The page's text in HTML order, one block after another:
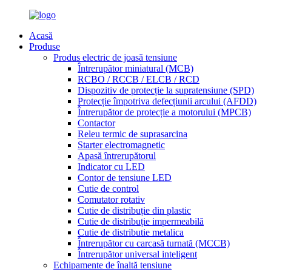
Acasă
Produse
Produs electric de joasă tensiune
Întrerupător miniatural (MCB)
RCBO / RCCB / ELCB / RCD
Dispozitiv de protecție la supratensiune (SPD)
Protecție împotriva defecțiunii arcului (AFDD)
Întrerupător de protecție a motorului (MPCB)
Contactor
Releu termic de suprasarcina
Starter electromagnetic
Apasă întrerupătorul
Indicator cu LED
Contor de tensiune LED
Cutie de control
Comutator rotativ
Cutie de distribuție din plastic
Cutie de distribuție impermeabilă
Cutie de distributie metalica
Întrerupător cu carcasă turnată (MCCB)
Întrerupător universal inteligent
Echipamente de înaltă tensiune